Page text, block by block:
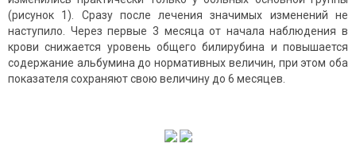
(рисунок 1). Сразу после лечения значимых изменений не
наступило. Через первые 3 месяца от начала наблюдения в
крови снижается уровень общего билирубина и повышается
содержание альбумина до нормативных величин, при этом оба
показателя сохраняют свою величину до 6 месяцев.